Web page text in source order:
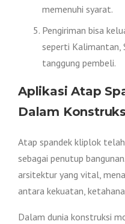
memenuhi syarat.
Pengiriman bisa
seperti Kalimantan,
tanggung pembeli.
Aplikasi Atap
Dalam
Atap spandek kliplok
sebagai penutup
arsitektur yang vital,
antara kekuatan,
Dalam dunia konstruksi